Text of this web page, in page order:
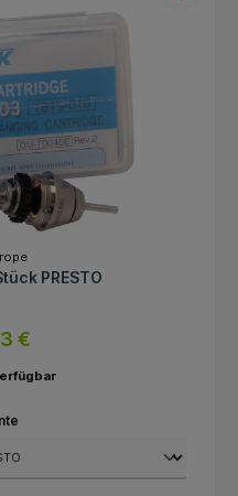
PRESTO
€